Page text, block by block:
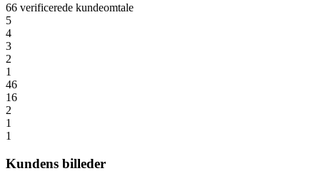
66 verificerede kundeomtale
5
4
3
2
1
46
16
2
1
1
Kundens billeder